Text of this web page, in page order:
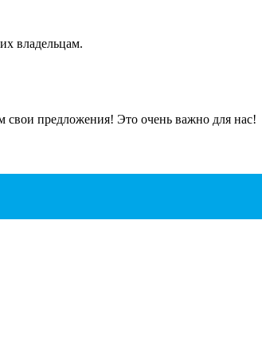
владельцам.
предложения! Это очень важно для нас!